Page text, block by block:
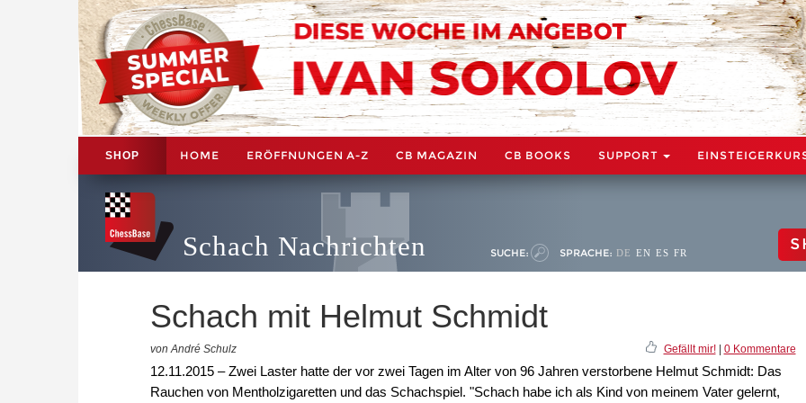
SHOP HOME ERÖFFNUNGEN A-Z CB MAGAZIN CB BOOKS SUPPORT
Schach Nachrichten SUCHE: SPRACHE: DE EN ES FR
Schach mit Helmut Schmidt
von André Schulz Gefällt mir!| 0 Kommentare
12.11.2015 – Zwei Laster hatte der vor zwei Tagen im Alter von 96 Jahren verstorbene Helmut Schmidt: Das
Rauchen von Mentholzigaretten und das Schachspiel. "Schach habe ich als Kind von meinem Vater gelernt,